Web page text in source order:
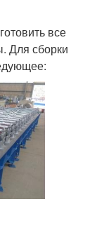
все
Для сборки